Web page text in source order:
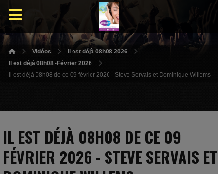
Vidéos
Il est déjà 08h08 2026
Il est déjà 08h08 -Février 2026
Il est déjà 08h08 de ce 09 février 2026 - Steve Servais et Dominique Willems
IL EST DÉJÀ 08H08 DE CE 09
FÉVRIER 2026 - STEVE SERVAIS ET